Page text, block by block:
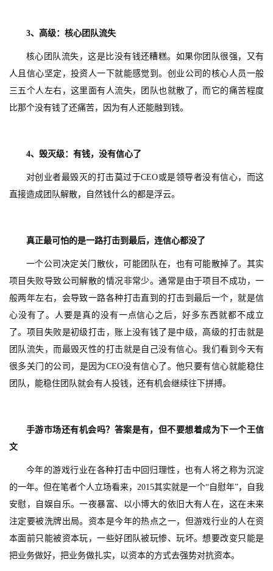
创
游
戏
机
游
戏
休
闲
游
戏
2
5
十
三
金
茶
奖
3、高级：核心团队流失
核心团队流失，这是比没有钱还糟糕。如果你团队很强，又有
人且信心坚定，投资人一下就能感觉到。创业公司的核心人员一般
三五个人左右，这里面有人流失，团队也就散了，而它的痛苦程度
比那个没有钱了还痛苦，因为有人还能融到钱。
4、毁灭级：有钱，没有信心了
对创业者最毁灭的打击莫过于CEO或是领导者没有信心，而这
直接造成团队解散，自然钱什么的都是浮云。
真正最可怕的是一路打击到最后，连信心都没了
一个公司决定关门散伙，可能团队在，也有可能散掉了。其实
项目失败导致公司解散的情况非常少。通常是由于项目不成功，一
般两年左右，会导致一路各种打击直到的打击到最后一个，就是信
心没有了。人要是真的没有一点信心之后，好多东西就都不成立
了。项目失败是初级打击，账上没有钱了是中级，高级的打击就是
团队流失，而最毁灭性的打击就是自己没有信心。我们看到今天有
很多关门的公司，是因为CEO没有信心了。他只要有信心就能稳住
团队，能稳住团队就会有人投钱，还有机会继续往下拼搏。
手游市场还有机会吗？答案是有，但不要想着成为下一个王信
文
今年的游戏行业在各种打击中回归理性，也有人将之称为沉淀
的一年。但在笔者个人立场看来，2015其实就是一个“自慰年”，自我
安慰，自娱自乐。一夜暴富、以小博大的依旧大有人在，这在未来
注定要被洗牌出局。资本是今年的热点之一，但游戏行业的人在资
本面前只能被资本玩，一些好团队被玩惨、玩坏。想要改变只能是
把业务做好，把业务做扎实，以资本的方式去强势对抗资本。